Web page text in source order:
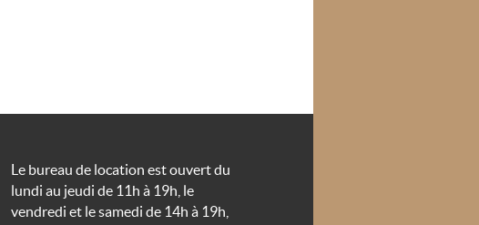
Le bureau de location est ouvert du
lundi au jeudi de 11h à 19h, le
vendredi et le samedi de 14h à 19h,